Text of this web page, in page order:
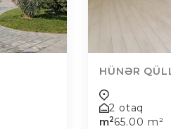
HÜNƏR
2 otaq
m265.00 m²